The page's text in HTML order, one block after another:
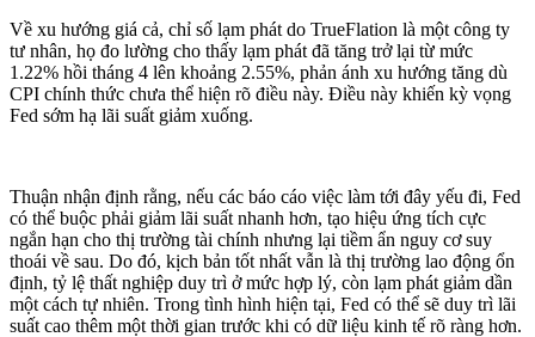
Về xu hướng giá cả, chỉ số lạm phát do TrueFlation là một công ty
tư nhân, họ đo lường cho thấy lạm phát đã tăng trở lại từ mức
1.22% hồi tháng 4 lên khoảng 2.55%, phản ánh xu hướng tăng dù
CPI chính thức chưa thể hiện rõ điều này. Điều này khiến kỳ vọng
Fed sớm hạ lãi suất giảm xuống.
Thuận nhận định rằng, nếu các báo cáo việc làm tới đây yếu đi, Fed
có thể buộc phải giảm lãi suất nhanh hơn, tạo hiệu ứng tích cực
ngắn hạn cho thị trường tài chính nhưng lại tiềm ẩn nguy cơ suy
thoái về sau. Do đó, kịch bản tốt nhất vẫn là thị trường lao động ổn
định, tỷ lệ thất nghiệp duy trì ở mức hợp lý, còn lạm phát giảm dần
một cách tự nhiên. Trong tình hình hiện tại, Fed có thể sẽ duy trì lãi
suất cao thêm một thời gian trước khi có dữ liệu kinh tế rõ ràng hơn.